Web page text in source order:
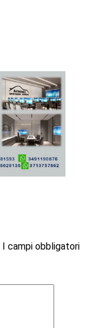
I campi obbligatori